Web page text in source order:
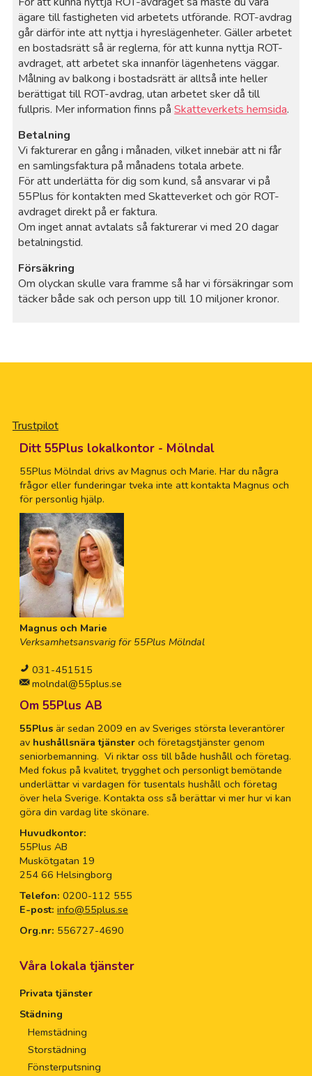
ägare till fastigheten vid arbetets utförande. ROT-avdrag
går därför inte att nyttja i hyreslägenheter. Gäller arbetet
en bostadsrätt så är reglerna, för att kunna nyttja ROT-
avdraget, att arbetet ska innanför lägenhetens väggar.
Målning av balkong i bostadsrätt är alltså inte heller
berättigat till ROT-avdrag, utan arbetet sker då till
fullpris. Mer information finns påSkatteverkets hemsida.
Betalning
Vi fakturerar en gång i månaden, vilket innebär att ni får
en samlingsfaktura på månadens totala arbete.
För att underlätta för dig som kund, så ansvarar vi på
55Plus för kontakten med Skatteverket och gör ROT-
avdraget direkt på er faktura.
Om inget annat avtalats så fakturerar vi med 20 dagar
betalningstid.
Försäkring
Om olyckan skulle vara framme så har vi försäkringar som
täcker både sak och person upp till 10 miljoner kronor.
Trustpilot
Ditt 55Plus lokalkontor - Mölndal
55Plus Mölndal drivs av Magnus och Marie. Har du några
frågor eller funderingar tveka inte att kontakta Magnus och
för personlig hjälp.
Magnus och Marie
Verksamhetsansvarig för 55Plus Mölndal
031-451515
molndal@55plus.se
Om 55Plus AB
55Plusär sedan 2009 en av Sveriges största leverantörer
av hushållsnära tjänsteroch företagstjänster genom
seniorbemanning. Vi riktar oss till både hushåll och företag.
Med fokus på kvalitet, trygghet och personligt bemötande
underlättar vi vardagen för tusentals hushåll och företag
över hela Sverige. Kontakta oss så berättar vi mer hur vi kan
göra din vardag lite skönare.
Huvudkontor:
55Plus AB
Muskötgatan 19
254 66 Helsingborg
Telefon: 0200-112 555
E-post: info@55plus.se
Org.nr: 556727-4690
Våra lokala tjänster
Privata tjänster
Städning
Hemstädning
Storstädning
Fönsterputsning